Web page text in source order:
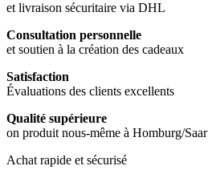
et livraison sécuritaire via DHL
Consultation personnelle
et soutien à la création des cadeaux
Satisfaction
Évaluations des clients excellents
Qualité supérieure
on produit nous-même à Homburg/Saar
Achat rapide et sécurisé